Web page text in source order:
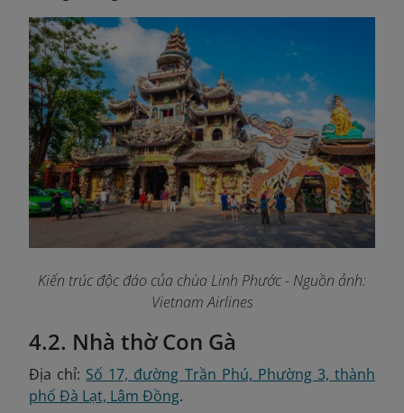
Kiến trúc độc đáo của chùa Linh Phước- Nguồn ảnh:
Vietnam Airlines
4.2. Nhà thờ Con Gà
Địa chỉ: Số 17, đường Trần Phú, Phường 3, thành
phố Đà Lạt, Lâm Đồng.